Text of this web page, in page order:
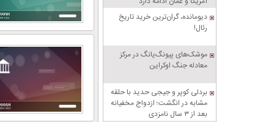
دیومانده، گران‌ترین خرید تاریخ
رئال!
موشک‌های پیونگ‌یانگ در مرکز
معادله جنگ اوکراین
بردلی کوپر و جیجی حدید با حلقه‌
مشابه در انگشت؛ ازدواج مخفیانه
بعد از ۳ سال نامزدی